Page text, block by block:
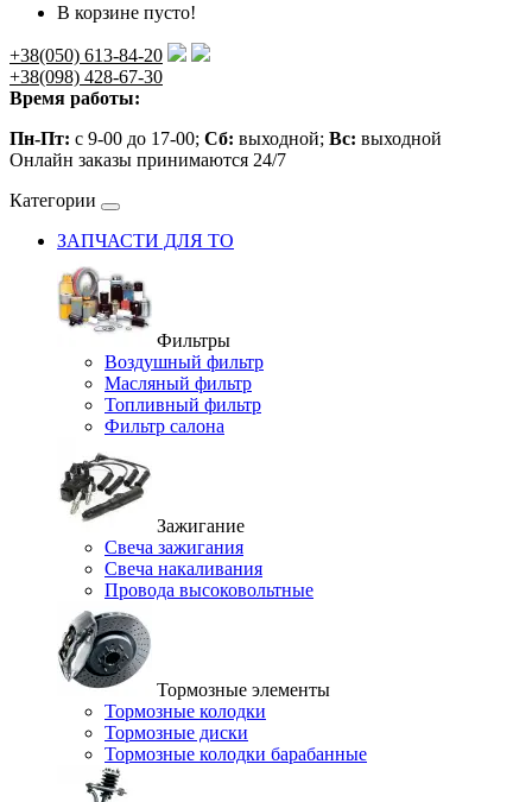
В корзине пусто!
+38(050) 613-84-20
+38(098) 428-67-30
Время работы:
Пн-Пт: с 9-00 до 17-00; Сб: выходной; Вс: выходной
Онлайн заказы принимаются 24/7
Категории
ЗАПЧАСТИ ДЛЯ ТО
Фильтры
Воздушный фильтр
Масляный фильтр
Топливный фильтр
Фильтр салона
Зажигание
Свеча зажигания
Свеча накаливания
Провода высоковольтные
Тормозные элементы
Тормозные колодки
Тормозные диски
Тормозные колодки барабанные